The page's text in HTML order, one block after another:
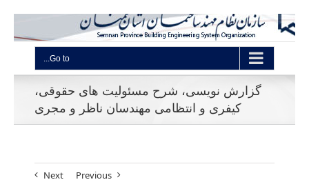
Go to...
گزارش نویسی، شرح مسئولیت های حقوقی،
کیفری و انتظامی مهندسان ناظر و مجری
Previous
Next